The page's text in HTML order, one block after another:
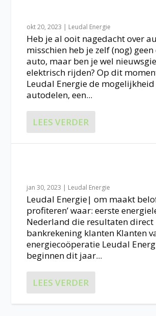
okt 20, 2023 | Leudal Energie
Heb je al ooit nagedacht over
misschien heb je zelf (nog)
auto, maar ben je wel
elektrisch rijden? Op dit
Leudal Energie de
autodelen, een...
LEES VERDER
jan 30, 2023 | Leudal Energie
Leudal Energie| om maakt
profiteren’ waar: eerste
Nederland die resultaten
bankrekening klanten Klanten
energiecoöperatie Leudal
beginnen dit jaar...
LEES VERDER